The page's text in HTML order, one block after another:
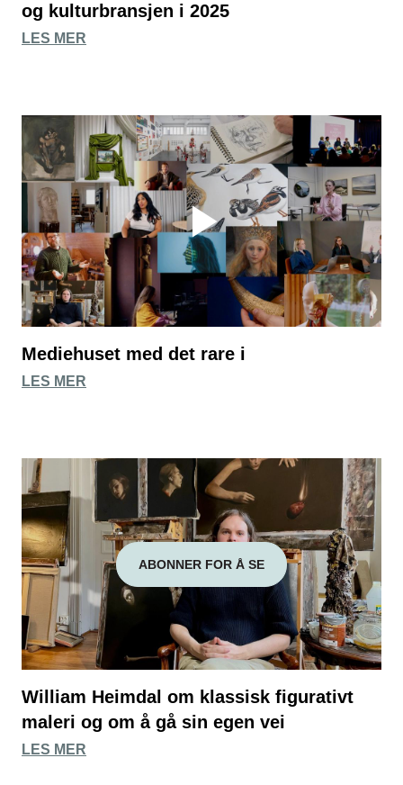
og kulturbransjen i 2025
LES MER
Mediehuset med det rare i
LES MER
ABONNER FOR Å SE
William Heimdal om klassisk figurativt
maleri og om å gå sin egen vei
LES MER